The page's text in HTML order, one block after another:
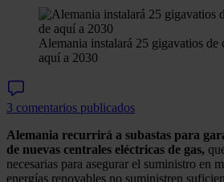
Alemania instalará 25 gigavatios de
aquí a 2030
3 comentarios publicados
Alemania recurrirá a subastas para
de nuevas centrales eléctricas de gas,
necesarias para asegurar el suministro en
energías renovables no suministren